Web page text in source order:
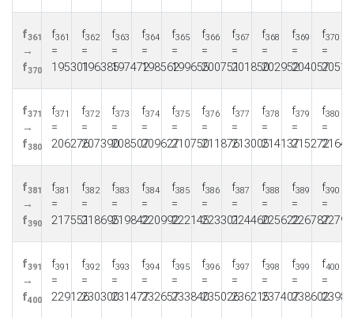
f361
→
f370
f361
=
195301
f362
=
196385
f363
=
197472
f364
=
198562
f365
=
199655
f366
=
200751
f367
=
201850
f368
=
202952
f369
=
204057
f370
=
f371
→
f380
f371
=
206276
f372
=
207390
f373
=
208507
f374
=
209627
f375
=
210750
f376
=
211876
f377
=
213005
f378
=
214137
f379
=
215272
f380
=
f381
→
f390
f381
=
217551
f382
=
218695
f383
=
219842
f384
=
220992
f385
=
222145
f386
=
223301
f387
=
224460
f388
=
225622
f389
=
226787
f390
=
f391
→
f400
f391
=
229126
f392
=
230300
f393
=
231477
f394
=
232657
f395
=
233840
f396
=
235026
f397
=
236215
f398
=
237407
f399
=
238602
f400
=